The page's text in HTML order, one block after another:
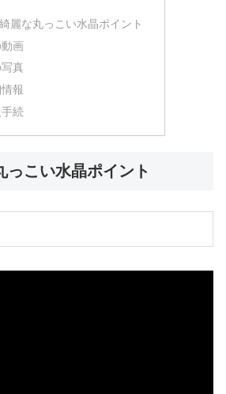
麗な丸っこい水晶ポイント
画
真
報
続
っこい水晶ポイント